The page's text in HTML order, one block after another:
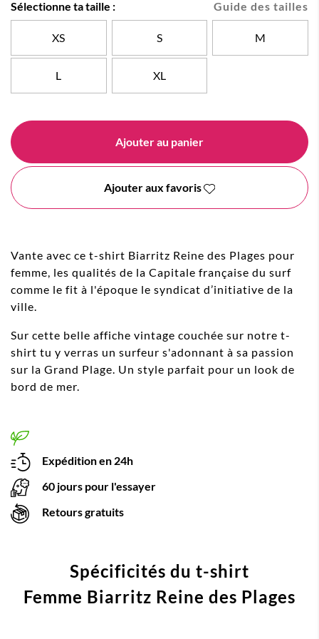
Guide des tailles
Sélectionne ta taille :
XS S M
L XL
Ajouter au panier
Ajouter aux favoris
Vante avec ce t-shirt Biarritz Reine des Plages pour
femme, les qualités de la Capitale française du surf
comme le fit à l'époque le syndicat d’initiative de la
ville.
Sur cette belle affiche vintage couchée sur notre t-
shirt tu y verras un surfeur s'adonnant à sa passion
sur la Grand Plage. Un style parfait pour un look de
bord de mer.
Expédition en 24h
60 jours pour l'essayer
Retours gratuits
Spécificités du t-shirt
Femme Biarritz Reine des Plages